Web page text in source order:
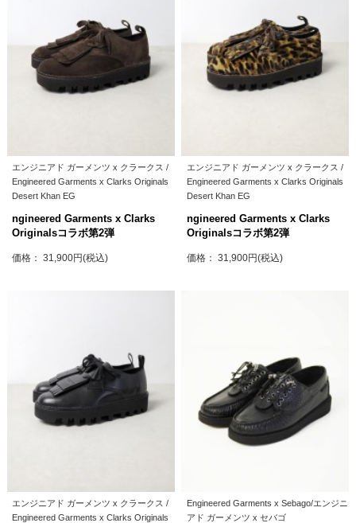
エンジニアド ガーメンツ x クラークス /
Engineered Garments x Clarks Originals
Desert Khan EG
ngineered Garments x Clarks
Originalsコラボ第2弾
価格： 31,900円(税込)
エンジニアド ガーメンツ x クラークス /
Engineered Garments x Clarks Originals
Desert Khan EG
ngineered Garments x Clarks
Originalsコラボ第2弾
価格： 31,900円(税込)
エンジニアド ガーメンツ x クラークス /
Engineered Garments x Clarks Originals
Engineered Garments x Sebago/エンジニ
アド ガーメンツ x セバゴ